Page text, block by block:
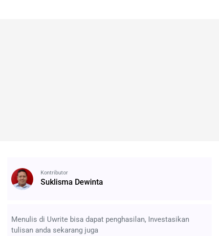
Kontributor
Suklisma Dewinta
Menulis di Uwrite bisa dapat penghasilan, Investasikan
tulisan anda sekarang juga